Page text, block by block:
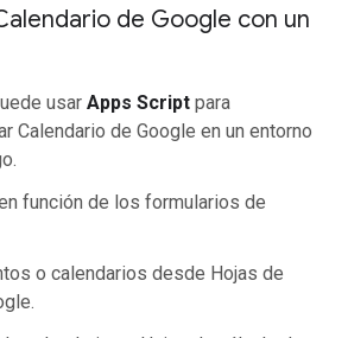
de Google con un
usar Apps Script para
Calendario de Google en un entorno
función de los formularios de
o calendarios desde Hojas de